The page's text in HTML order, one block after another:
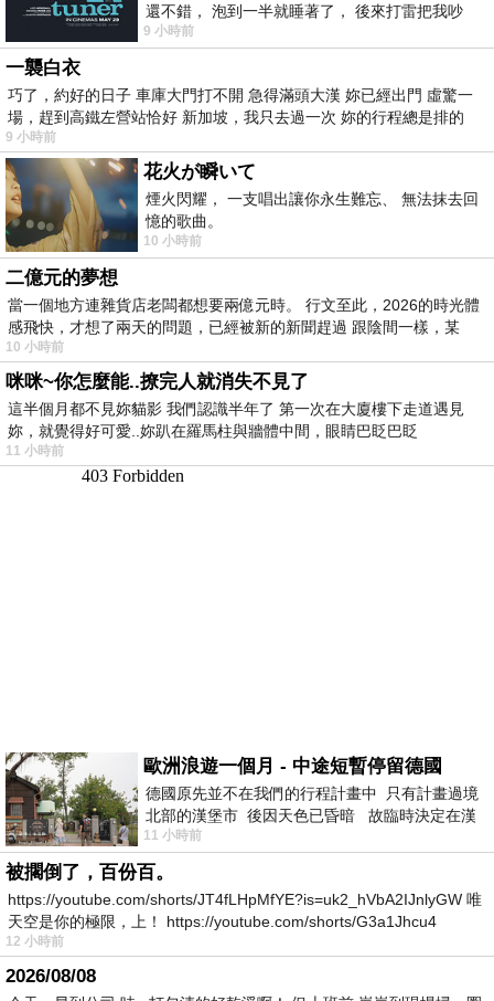
還不錯， 泡到一半就睡著了， 後來打雷把我吵
醒， 手
9 小時前
一襲白衣
巧了，約好的日子 車庫大門打不開 急得滿頭大漢 妳已經出門 虛驚一
場，趕到高鐵左營站恰好 新加坡，我只去過一次 妳的行程總是排的
9 小時前
花火が瞬いて
煙火閃耀， 一支唱出讓你永生難忘、 無法抹去回
憶的歌曲。
10 小時前
二億元的夢想
當一個地方連雜貨店老闆都想要兩億元時。 行文至此，2026的時光體
感飛快，才想了兩天的問題，已經被新的新聞趕過 跟陰間一樣，某
10 小時前
咪咪~你怎麼能..撩完人就消失不見了
這半個月都不見妳貓影 我們認識半年了 第一次在大廈樓下走道遇見
妳，就覺得好可愛..妳趴在羅馬柱與牆體中間，眼睛巴眨巴眨
11 小時前
歐洲浪遊一個月 - 中途短暫停留德國
德國原先並不在我們的行程計畫中 只有計畫過境
北部的漢堡市 後因天色已昏暗 故臨時決定在漢
堡市吃晚餐和過夜
11 小時前
被擱倒了，百份百。
https://youtube.com/shorts/JT4fLHpMfYE?is=uk2_hVbA2IJnlyGW 唯
天空是你的極限，上！ https://youtube.com/shorts/G3a1Jhcu4
12 小時前
2026/08/08